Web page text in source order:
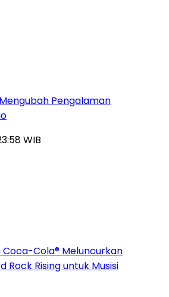
Pengalaman
WIB
Coca-Cola® Meluncurkan
Rock Rising untuk Musisi